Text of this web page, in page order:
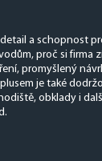
a schopnost
proč si firma
promyšlený
je také
obklady i